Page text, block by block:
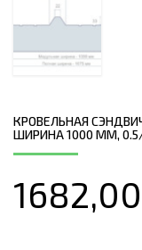
КРОВЕЛЬНАЯ
ШИРИНА 1000 ММ,
1682,00